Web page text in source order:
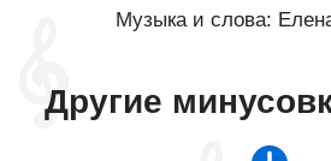
Музыка и слова:
Другие